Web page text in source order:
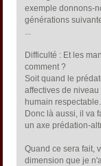
exemple donnons-
générations
Difficulté : Et les
comment ?
Soit quand le
affectives de
humain respectable.
Donc là aussi, il va
un axe prédation-
Quand ce sera fait,
dimension que je